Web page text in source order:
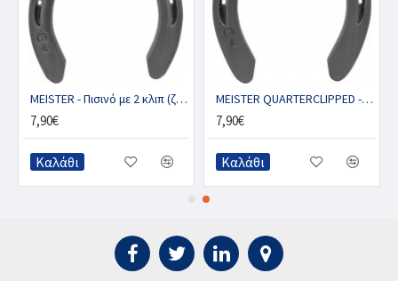
MEISTER - Πισινό με 2 κλιπ (ζευγ.)
7,90€
Καλάθι
MEISTER QUARTERCLIPPED - Μπροστινό με 2 κλιπ (ζευγ.)
7,90€
Καλάθι